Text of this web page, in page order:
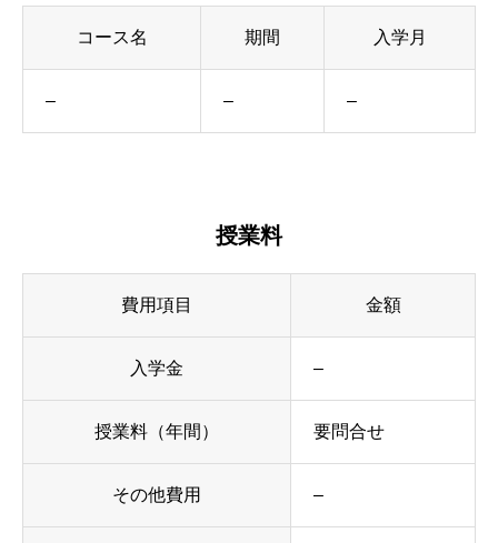
コース名 期間 入学月
– – –
授業料
費用項目 金額
入学金 –
授業料（年間） 要問合せ
その他費用 –